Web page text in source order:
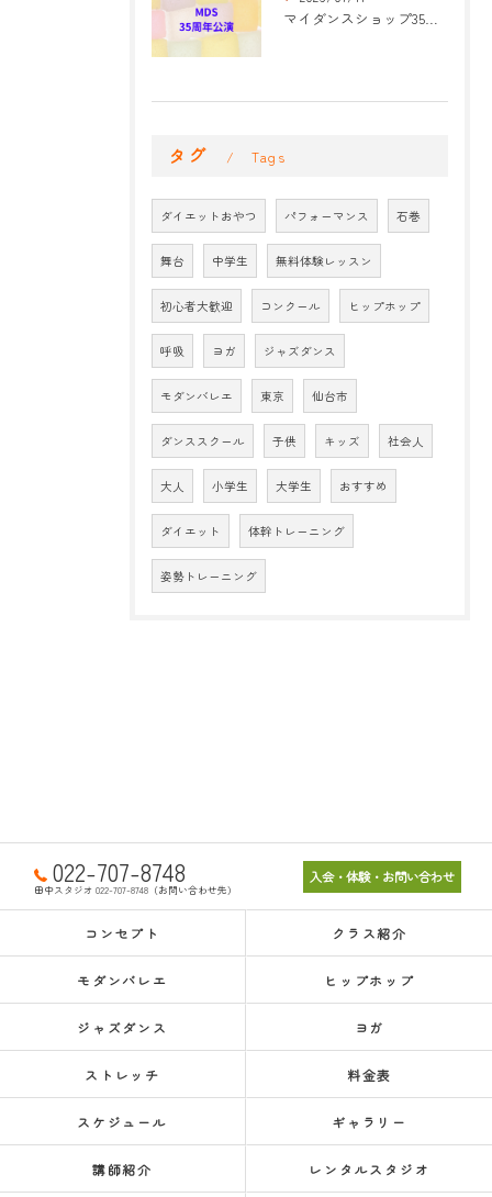
マイダンスショップ35周年記念公演 振付開始
タグ Tags
ダイエットおやつ パフォーマンス 石巻
舞台 中学生 無料体験レッスン
初心者大歓迎 コンクール ヒップホップ
呼吸 ヨガ ジャズダンス
モダンバレエ 東京 仙台市
ダンススクール 子供 キッズ 社会人
大人 小学生 大学生 おすすめ
ダイエット 体幹トレーニング
姿勢トレーニング
022-707-8748
田中スタジオ 022-707-8748（お問い合わせ先）
入会・体験・お問い合わせ
コンセプト クラス紹介
モダンバレエ ヒップホップ
ジャズダンス ヨガ
ストレッチ 料金表
スケジュール ギャラリー
講師紹介 レンタルスタジオ